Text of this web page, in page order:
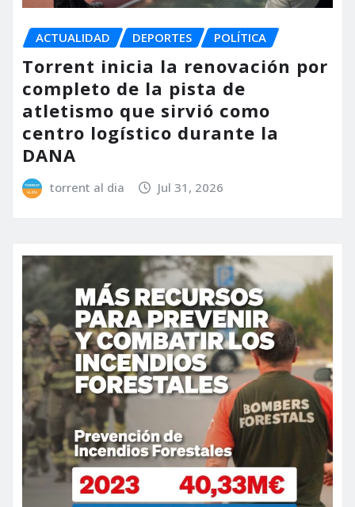
ACTUALIDAD DEPORTES POLÍTICA
Torrent inicia la renovación por
completo de la pista de
atletismo que sirvió como
centro logístico durante la
DANA
torrent al dia Jul 31, 2026